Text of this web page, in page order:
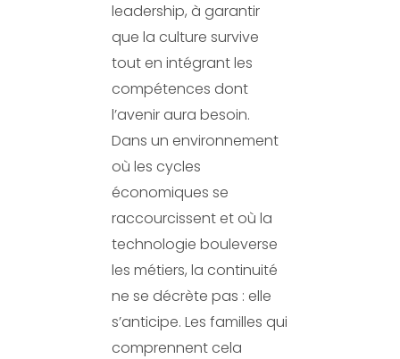
leadership, à garantir
que la culture survive
tout en intégrant les
compétences dont
l’avenir aura besoin.
Dans un environnement
où les cycles
économiques se
raccourcissent et où la
technologie bouleverse
les métiers, la continuité
ne se décrète pas : elle
s’anticipe. Les familles qui
comprennent cela